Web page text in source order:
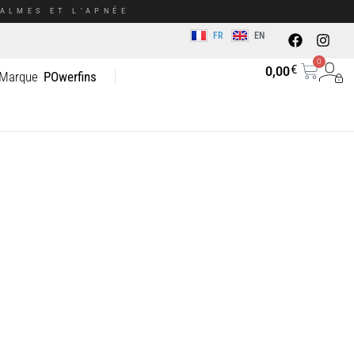
ET L’APNÉE
FR EN
POwerfins 0,00€
0